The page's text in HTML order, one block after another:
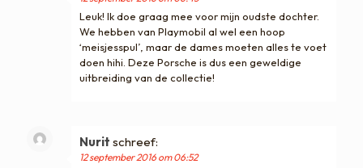
Leuk! Ik doe graag mee voor mijn oudste dochter.
We hebben van Playmobil al wel een hoop
‘meisjesspul’, maar de dames moeten alles te voet
doen hihi. Deze Porsche is dus een geweldige
uitbreiding van de collectie!
Nurit schreef:
12 september 2016 om 06:52